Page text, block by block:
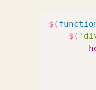
$ (
$ (